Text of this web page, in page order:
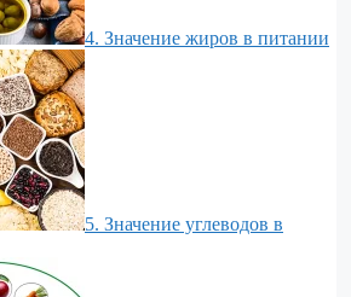
4. Значение жиров в питании
5. Значение углеводов в